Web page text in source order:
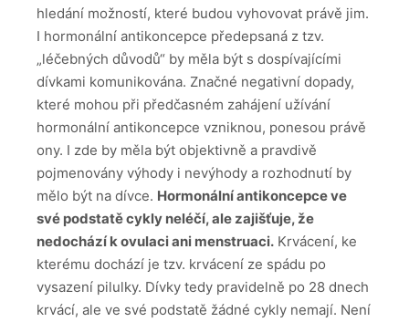
hledání možností, které budou vyhovovat právě jim.
I hormonální antikoncepce předepsaná z tzv.
„léčebných důvodů“ by měla být s dospívajícími
dívkami komunikována. Značné negativní dopady,
které mohou při předčasném zahájení užívání
hormonální antikoncepce vzniknou, ponesou právě
ony. I zde by měla být objektivně a pravdivě
pojmenovány výhody i nevýhody a rozhodnutí by
mělo být na dívce. Hormonální antikoncepce ve
své podstatě cykly neléčí, ale zajišťuje, že
nedochází k ovulaci ani menstruaci. Krvácení, ke
kterému dochází je tzv. krvácení ze spádu po
vysazení pilulky. Dívky tedy pravidelně po 28 dnech
krvácí, ale ve své podstatě žádné cykly nemají. Není